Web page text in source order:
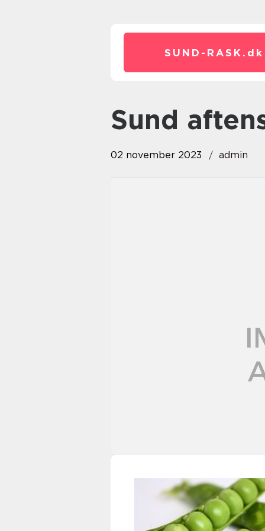
SUND-RASK. dk
sund
02 november 2023 admin